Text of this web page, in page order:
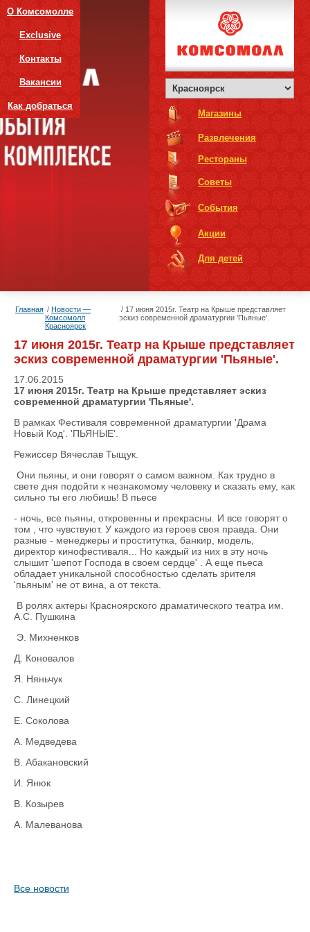
О Комсомолле
Exclusive
Контакты
Вакансии
Как добраться
Магазины
Развлечения
Рестораны
Советы
События
Акции
Для детей
Главная
Новости —
Комсомолл
Красноярск
17 июня 2015г. Театр на Крыше представляет
эскиз современной драматургии 'Пьяные'.
17 июня 2015г. Театр на Крыше представляет
эскиз современной драматургии 'Пьяные'.
17.06.2015
17 июня 2015г. Театр на Крыше представляет эскиз
современной драматургии 'Пьяные'.
В рамках Фестиваля современной драматургии 'Драма
Новый Код'. 'ПЬЯНЫЕ'.
Режиссер Вячеслав Тыщук.
Они пьяны, и они говорят о самом важном. Как трудно в
свете дня подойти к незнакомому человеку и сказать ему, как
сильно ты его любишь! В пьесе
- ночь, все пьяны, откровенны и прекрасны. И все говорят о
том , что чувствуют. У каждого из героев своя правда. Они
разные - менеджеры и проститутка, банкир, модель,
директор кинофестиваля... Но каждый из них в эту ночь
слышит 'шепот Господа в своем сердце' . А еще пьеса
обладает уникальной способностью сделать зрителя
'пьяным' не от вина, а от текста.
В ролях актеры Красноярского драматического театра им.
А.С. Пушкина
Э. Михненков
Д. Коновалов
Я. Няньчук
С. Линецкий
Е. Соколова
А. Медведева
В. Абакановский
И. Янюк
В. Козырев
А. Малеванова
Все новости